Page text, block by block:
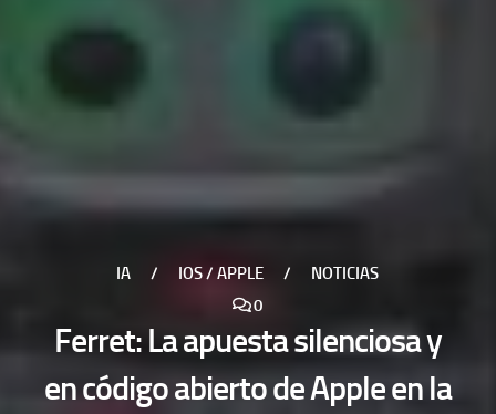
IA / IOS / APPLE /
NOTICIAS
0
Ferret: La apuesta silenciosa y
en código abierto de Apple en la